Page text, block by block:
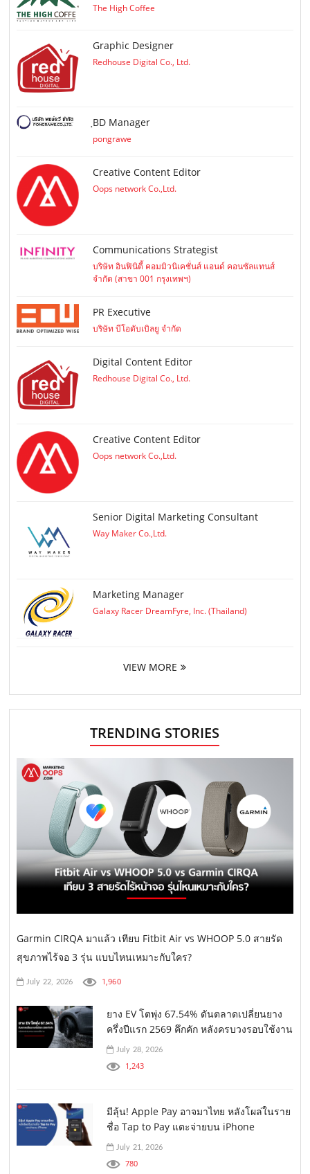
The High Coffee
Graphic Designer
Redhouse Digital Co., Ltd.
ฺBD Manager
pongrawe
Creative Content Editor
Oops network Co.,Ltd.
Communications Strategist
บริษัท อินฟินิตี้ คอมมิวนิเคชั่นส์ แอนด์ คอนซัลแทนส์
จำกัด (สาขา 001 กรุงเทพฯ)
PR Executive
บริษัท บีโอดับเบิลยู จำกัด
Digital Content Editor
Redhouse Digital Co., Ltd.
Creative Content Editor
Oops network Co.,Ltd.
Senior Digital Marketing Consultant
Way Maker Co.,Ltd.
Marketing Manager
Galaxy Racer DreamFyre, Inc. (Thailand)
VIEW MORE
TRENDING STORIES
Garmin CIRQA มาแล้ว เทียบ Fitbit Air vs WHOOP 5.0 สายรัด
สุขภาพไร้จอ 3 รุ่น แบบไหนเหมาะกับใคร?
July 22, 2026 1,960
ยาง EV โตพุ่ง 67.54% ดันตลาดเปลี่ยนยาง
ครึ่งปีแรก 2569 คึกคัก หลังครบวงรอบใช้งาน
July 28, 2026
1,243
มีลุ้น! Apple Pay อาจมาไทย หลังโผล่ในราย
ชื่อ Tap to Pay แตะจ่ายบน iPhone
July 21, 2026
780